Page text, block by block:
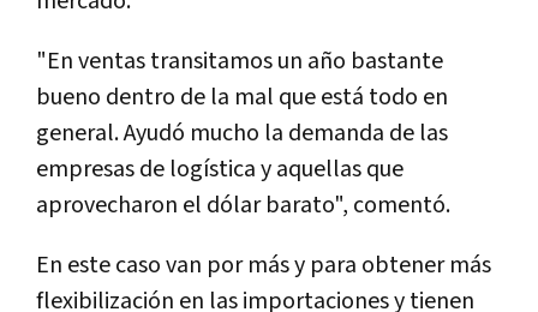
"En ventas transitamos un año bastante
bueno dentro de la mal que está todo en
general. Ayudó mucho la demanda de las
empresas de logística y aquellas que
aprovecharon el dólar barato", comentó.
En este caso van por más y para obtener más
flexibilización en las importaciones y tienen